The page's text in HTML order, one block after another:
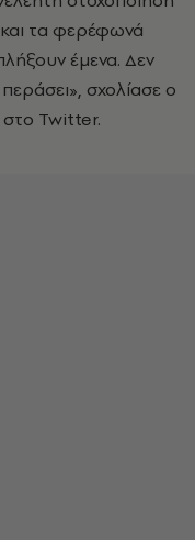
τα φερέφωνά
έμενα. Δεν
σχολίασε ο
Twitter.